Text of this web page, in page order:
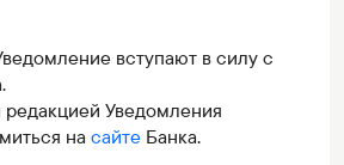
вступают в силу с
Уведомления
на сайте Банка.